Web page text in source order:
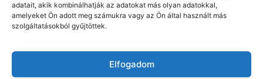
adatait, akik kombinálhatják az adatokat más olyan adatokkal,
amelyeket Ön adott meg számukra vagy az Ön által használt más
szolgáltatásokból gyűjtöttek.
Elfogadom
webáruház kínálatába, kiegészítő termékként